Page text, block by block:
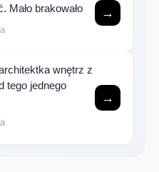
Mało brakowało
→
wnętrz z
tego jednego
→